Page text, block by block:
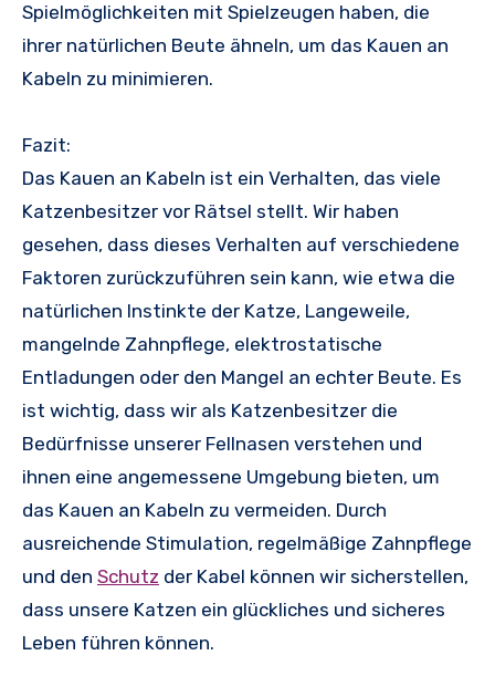
Spielmöglichkeiten mit Spielzeugen haben, die
ihrer natürlichen Beute ähneln, um das Kauen an
Kabeln zu minimieren.
Fazit:
Das Kauen an Kabeln ist ein Verhalten, das viele
Katzenbesitzer vor Rätsel stellt. Wir haben
gesehen, dass dieses Verhalten auf verschiedene
Faktoren zurückzuführen sein kann, wie etwa die
natürlichen Instinkte der Katze, Langeweile,
mangelnde Zahnpflege, elektrostatische
Entladungen oder den Mangel an echter Beute. Es
ist wichtig, dass wir als Katzenbesitzer die
Bedürfnisse unserer Fellnasen verstehen und
ihnen eine angemessene Umgebung bieten, um
das Kauen an Kabeln zu vermeiden. Durch
ausreichende Stimulation, regelmäßige Zahnpflege
und den Schutz der Kabel können wir sicherstellen,
dass unsere Katzen ein glückliches und sicheres
Leben führen können.